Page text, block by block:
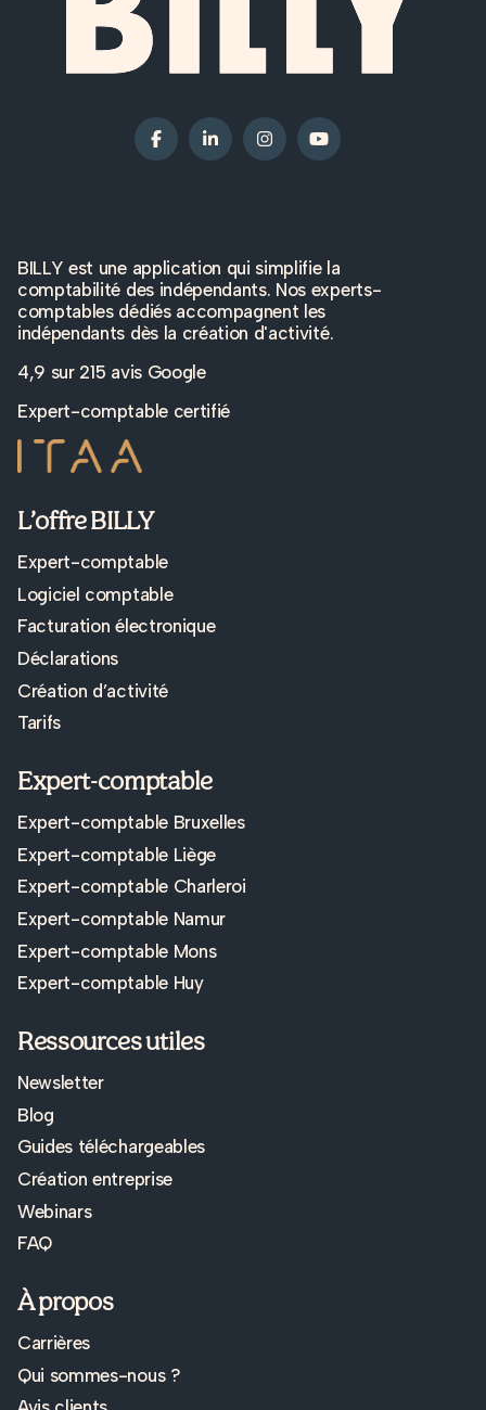
BILLY est une application qui simplifie la
comptabilité des indépendants. Nos experts-
comptables dédiés accompagnent les
indépendants dès la création d'activité.
4,9 sur 215 avis Google
Expert-comptable certifié
L’offre BILLY
Expert-comptable
Logiciel comptable
Facturation électronique
Déclarations
Création d’activité
Tarifs
Expert-comptable
Expert-comptable Bruxelles
Expert-comptable Liège
Expert-comptable Charleroi
Expert-comptable Namur
Expert-comptable Mons
Expert-comptable Huy
Ressources utiles
Newsletter
Blog
Guides téléchargeables
Création entreprise
Webinars
FAQ
À propos
Carrières
Qui sommes-nous ?